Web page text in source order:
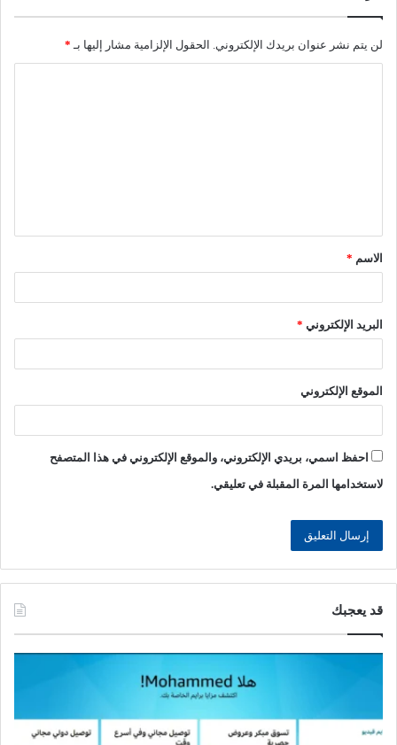
لن يتم نشر عنوان بريدك الإلكتروني. الحقول الإلزامية مشار إليها بـ *
ق
*الاسم *
البريد الإلكتروني *
الموقع الإلكتروني
احفظ اسمي، بريدي الإلكتروني، والموقع الإلكتروني في هذا المتصفح
لاستخدامها المرة المقبلة في تعليقي.
قد يعجبك